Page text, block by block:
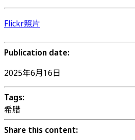
Flickr照片
Publication date:
2025年6月16日
Tags:
希腊
Share this content: